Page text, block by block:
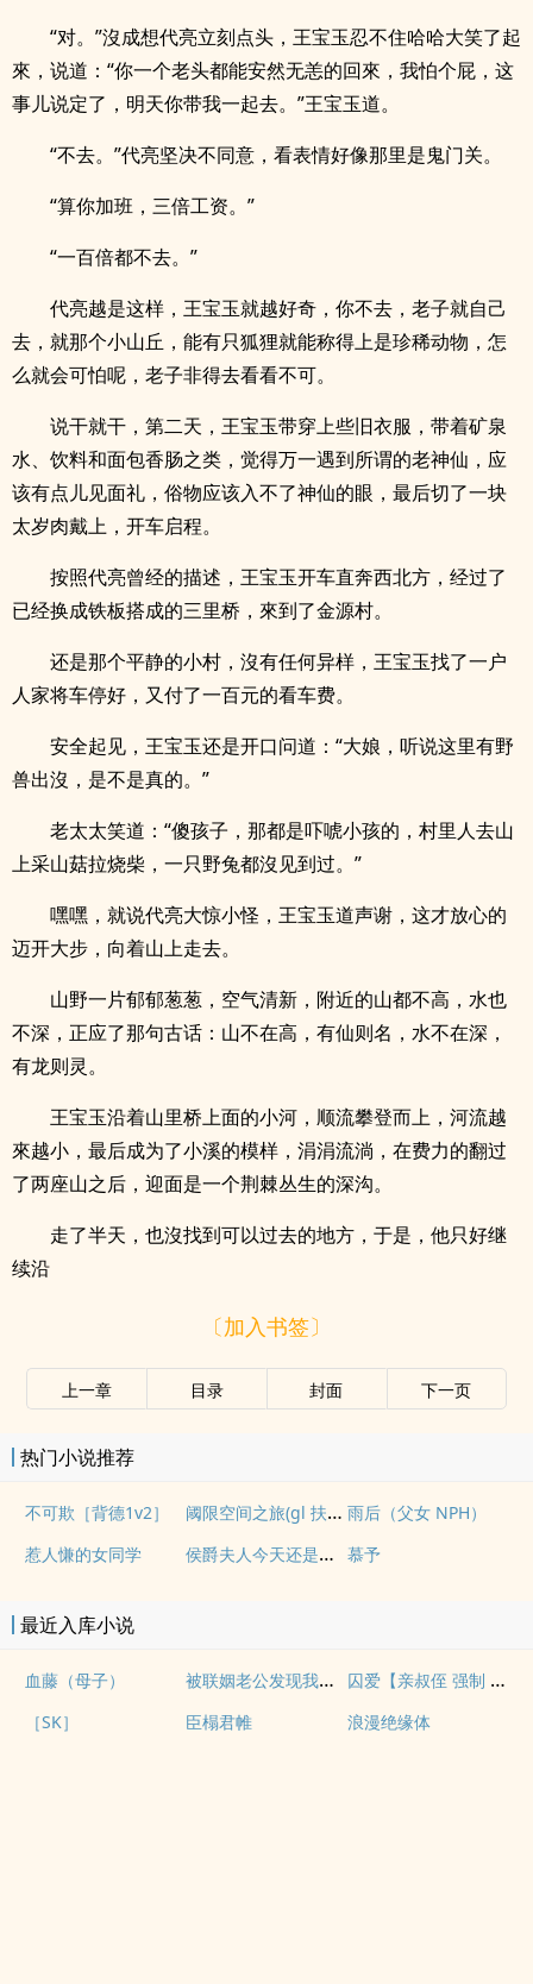
“对。”沒成想代亮立刻点头，王宝玉忍不住哈哈大笑了起
來，说道：“你一个老头都能安然无恙的回來，我怕个屁，这
事儿说定了，明天你带我一起去。”王宝玉道。
“不去。”代亮坚决不同意，看表情好像那里是鬼门关。
“算你加班，三倍工资。”
“一百倍都不去。”
代亮越是这样，王宝玉就越好奇，你不去，老子就自己
去，就那个小山丘，能有只狐狸就能称得上是珍稀动物，怎
么就会可怕呢，老子非得去看看不可。
说干就干，第二天，王宝玉带穿上些旧衣服，带着矿泉
水、饮料和面包香肠之类，觉得万一遇到所谓的老神仙，应
该有点儿见面礼，俗物应该入不了神仙的眼，最后切了一块
太岁肉戴上，开车启程。
按照代亮曾经的描述，王宝玉开车直奔西北方，经过了
已经换成铁板搭成的三里桥，來到了金源村。
还是那个平静的小村，沒有任何异样，王宝玉找了一户
人家将车停好，又付了一百元的看车费。
安全起见，王宝玉还是开口问道：“大娘，听说这里有野
兽出沒，是不是真的。”
老太太笑道：“傻孩子，那都是吓唬小孩的，村里人去山
上采山菇拉烧柴，一只野兔都沒见到过。”
嘿嘿，就说代亮大惊小怪，王宝玉道声谢，这才放心的
迈开大步，向着山上走去。
山野一片郁郁葱葱，空气清新，附近的山都不高，水也
不深，正应了那句古话：山不在高，有仙则名，水不在深，
有龙则灵。
王宝玉沿着山里桥上面的小河，顺流攀登而上，河流越
來越小，最后成为了小溪的模样，涓涓流淌，在费力的翻过
了两座山之后，迎面是一个荆棘丛生的深沟。
走了半天，也沒找到可以过去的地方，于是，他只好继
续沿
〔加入书签〕
上一章 目录 封面 下一页
热门小说推荐
不可欺［背德1v2］ 阈限空间之旅(gl 扶她) 雨后（父女 NPH）
惹人慊的女同学
侯爵夫人今天还是没有现(婚后, 1v1) 慕予
最近入库小说
血藤（母子） 被联姻老公发现我写po文后 囚爱【亲叔侄 强制 1v1 H】
［SK］ 臣榻君帷 浪漫绝缘体